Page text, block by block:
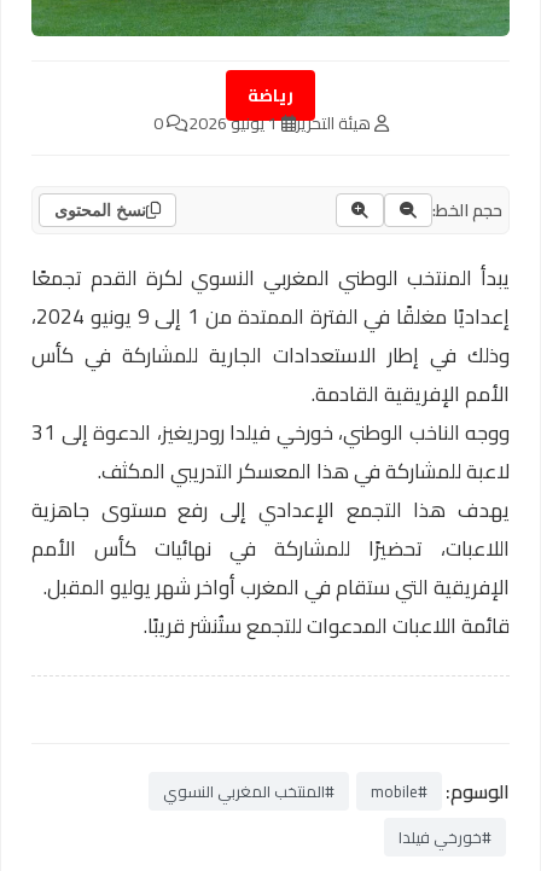
رياضة
هيئة التحرير 1 يونيو 2026 0
حجم الخط: نسخ المحتوى
يبدأ المنتخب الوطني المغربي النسوي لكرة القدم تجمعًا
إعداديًا مغلقًا في الفترة الممتدة من 1 إلى 9 يونيو 2024،
وذلك في إطار الاستعدادات الجارية للمشاركة في كأس
الأمم الإفريقية القادمة.
ووجه الناخب الوطني، خورخي فيلدا رودريغيز، الدعوة إلى 31
لاعبة للمشاركة في هذا المعسكر التدريبي المكثف.
يهدف هذا التجمع الإعدادي إلى رفع مستوى جاهزية
اللاعبات، تحضيرًا للمشاركة في نهائيات كأس الأمم
الإفريقية التي ستقام في المغرب أواخر شهر يوليو المقبل.
قائمة اللاعبات المدعوات للتجمع ستُنشر قريبًا.
الوسوم: #mobile
#المنتخب المغربي النسوي
#خورخي فيلدا